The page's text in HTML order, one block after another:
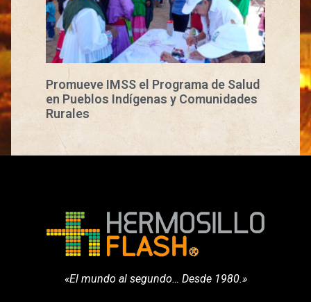
Promueve IMSS el Programa de Salud
en Pueblos Indígenas y Comunidades
Rurales
«El mundo al segundo… Desde 1980.»